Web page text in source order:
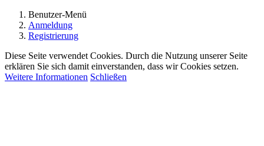
Benutzer-Menü
Anmeldung
Registrierung
Diese Seite verwendet Cookies. Durch die Nutzung unserer Seite
erklären Sie sich damit einverstanden, dass wir Cookies setzen.
Weitere Informationen Schließen